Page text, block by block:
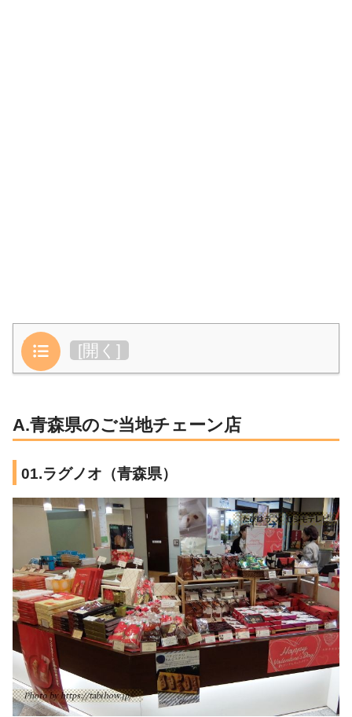
目次 [開く ]
A.青森県のご当地チェーン店
01.ラグノオ（青森県）